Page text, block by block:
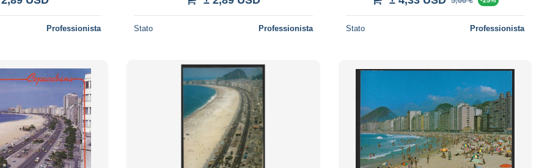
Professionista Stato Professionista Stato Professionista